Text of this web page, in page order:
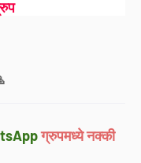
ग्रुपमध्ये नक्की